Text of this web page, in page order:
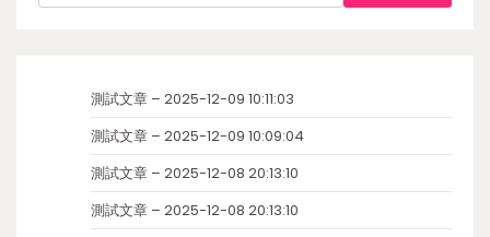
測試文章 – 2025-12-09 10:11:03
測試文章 – 2025-12-09 10:09:04
測試文章 – 2025-12-08 20:13:10
測試文章 – 2025-12-08 20:13:10